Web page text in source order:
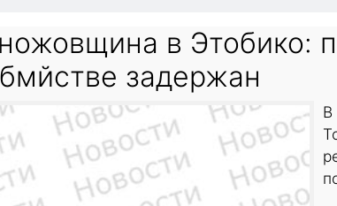
в Этобико:
задержан
В